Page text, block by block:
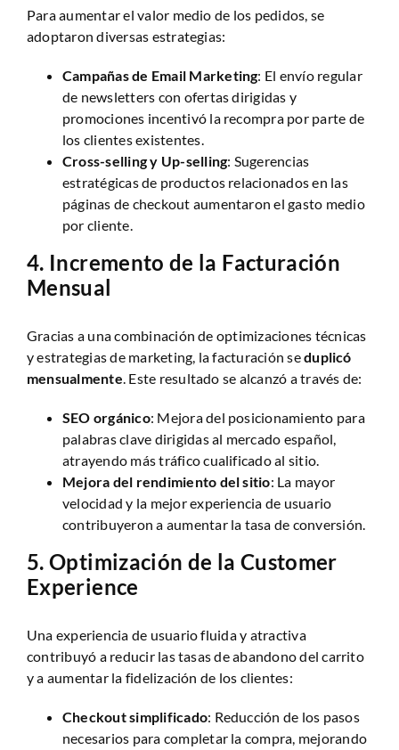
Para aumentar el valor medio de los pedidos, se
adoptaron diversas estrategias:
Campañas de Email Marketing: El envío regular
de newsletters con ofertas dirigidas y
promociones incentivó la recompra por parte de
los clientes existentes.
Cross-selling y Up-selling: Sugerencias
estratégicas de productos relacionados en las
páginas de checkout aumentaron el gasto medio
por cliente.
4. Incremento de la Facturación
Mensual
Gracias a una combinación de optimizaciones técnicas
y estrategias de marketing, la facturación seduplicó
mensualmente. Este resultado se alcanzó a través de:
SEO orgánico: Mejora del posicionamiento para
palabras clave dirigidas al mercado español,
atrayendo más tráfico cualificado al sitio.
Mejora del rendimiento del sitio: La mayor
velocidad y la mejor experiencia de usuario
contribuyeron a aumentar la tasa de conversión.
5.Optimización de la Customer
Experience
Una experiencia de usuario fluida y atractiva
contribuyó a reducir las tasas de abandono del carrito
y a aumentar la fidelización de los clientes:
Checkout simplificado: Reducción de los pasos
necesarios para completar la compra, mejorando